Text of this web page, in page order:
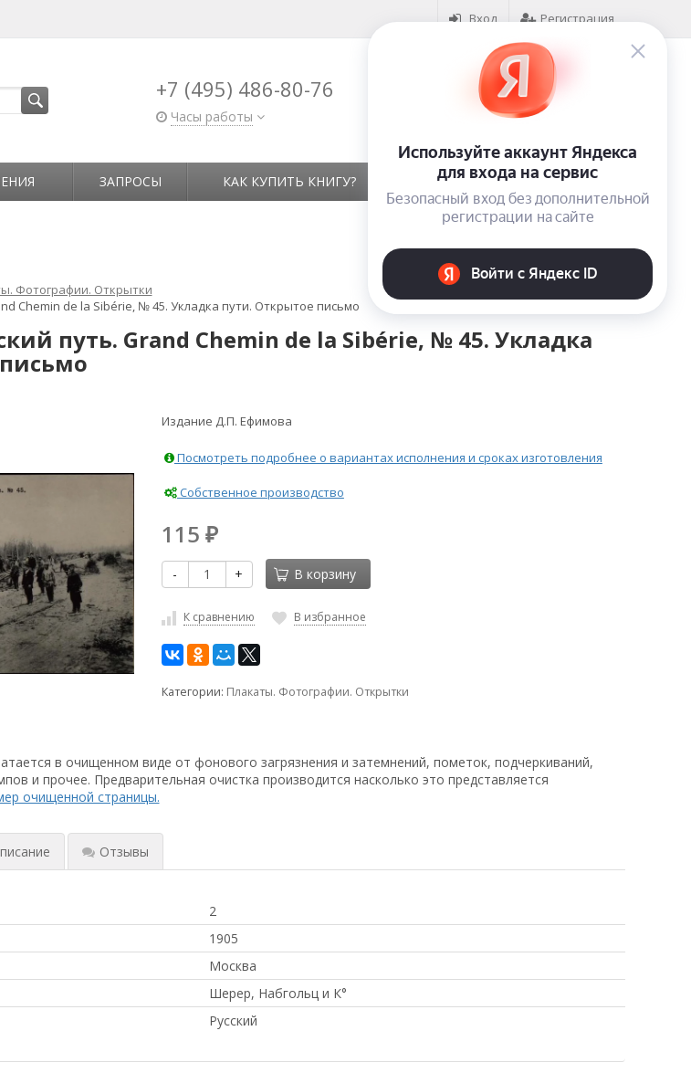
Вход Регистрация
+7 (495) 486-80-76
Часы работы
Корзина ( 0)
на сумму0₽
ЗАПРОСЫ КАК КУПИТЬ КНИГУ? КОНТАКТЫ ОТЗЫВЫ
Фотографии. Открытки
Chemin de la Sibérie, № 45. Укладка пути. Открытое письмо
путь. Grand Chemin de la Sibérie, № 45. Укладка
Издание Д.П. Ефимова
Посмотреть подробнее о вариантах исполнения и сроках изготовления
Собственное производство
115 ₽
- + В корзину
К сравнению В избранное
Категории: Плакаты. Фотографии. Открытки
в очищенном виде от фонового загрязнения и затемнений, пометок, подчеркиваний,
и прочее. Предварительная очистка производится насколько это представляется
очищенной страницы.
Отзывы
2
1905
Москва
Шерер, Набгольц и К°
Русский